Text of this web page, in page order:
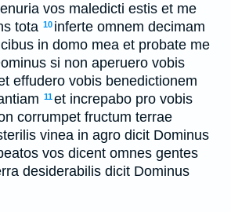
vos maledicti estis et me
tota 10 inferte omnem decimam
in domo mea et probate me
si non aperuero vobis
effudero vobis benedictionem
11et increpabo pro vobis
corrumpet fructum terrae
vinea in agro dicit Dominus
vos dicent omnes gentes
desiderabilis dicit Dominus